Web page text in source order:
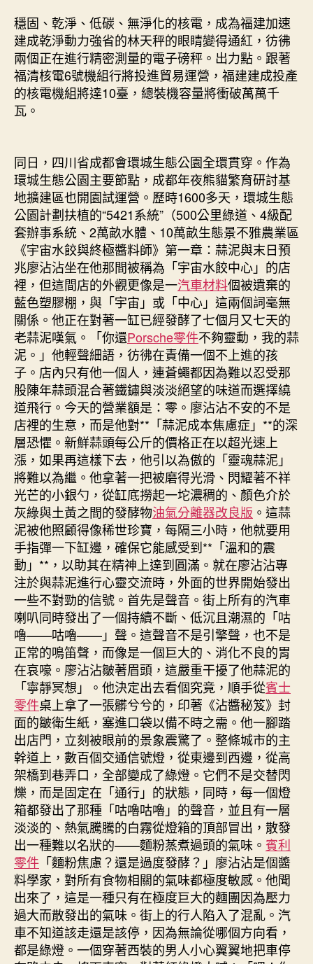
穩固、乾淨、低碳、無淨化的核電，成為福建加速
建成乾淨動力強省的林天秤的眼睛變得通紅，彷彿
兩個正在進行精密測量的電子磅秤。出力點。跟著
福清核電6號機組行將投進貿易運營，福建建成投產
的核電機組將達10臺，總裝機容量將衝破萬萬千
瓦。
同日，四川省成都會環城生態公園全環貫穿。作為
環城生態公園主要節點，成都年夜熊貓繁育研討基
地擴建區也開園試運營。歷時1600多天，環城生態
公園計劃扶植的“5421系統”（500公里綠道、4級配
套辦事系統、2萬畝水體、10萬畝生態景不雅農業區
《宇宙水餃與終極醬料師》第一章：蒜泥與末日預
兆廖沾沾坐在他那間被稱為「宇宙水餃中心」的店
裡，但這間店的外觀更像是一汽車材料個被遺棄的
藍色塑膠棚，與「宇宙」或「中心」這兩個詞毫無
關係。他正在對著一缸已經發酵了七個月又七天的
老蒜泥嘆氣。「你還Porsche零件不夠靈動，我的蒜
泥。」他輕聲細語，彷彿在責備一個不上進的孩
子。店內只有他一個人，連蒼蠅都因為難以忍受那
股陳年蒜頭混合著鐵鏽與淡淡絕望的味道而選擇繞
道飛行。今天的營業額是：零。廖沾沾不安的不是
店裡的生意，而是他對**「蒜泥成本焦慮症」**的深
層恐懼。新鮮蒜頭每公斤的價格正在以超光速上
漲，如果再這樣下去，他引以為傲的「靈魂蒜泥」
將難以為繼。他拿著一把被磨得光滑、閃耀著不祥
光芒的小銀勺，從缸底撈起一坨濃稠的、顏色介於
灰綠與土黃之間的發酵物油氣分離器改良版 。這蒜
泥被他照顧得像稀世珍寶，每隔三小時，他就要用
手指彈一下缸邊，確保它能感受到**「溫和的震
動」**，以助其在精神上達到圓滿。就在廖沾沾專
注於與蒜泥進行心靈交流時，外面的世界開始發出
一些不對勁的信號。首先是聲音。街上所有的汽車
喇叭同時發出了一個持續不斷、低沉且潮濕的「咕
嚕——咕嚕——」聲。這聲音不是引擎聲，也不是
正常的鳴笛聲，而像是一個巨大的、消化不良的胃
在哀嚎。廖沾沾皺著眉頭，這嚴重干擾了他蒜泥的
「寧靜冥想」。他決定出去看個究竟，順手從賓士
零件桌上拿了一張髒兮兮的，印著《沾醬秘笈》封
面的皺衛生紙，塞進口袋以備不時之需。他一腳踏
出店門，立刻被眼前的景象震驚了。整條城市的主
幹道上，數百個交通信號燈，從東邊到西邊，從高
架橋到巷弄口，全部變成了綠燈。它們不是交替閃
爍，而是固定在「通行」的狀態，同時，每一個燈
箱都發出了那種「咕嚕咕嚕」的聲音，並且有一層
淡淡的、熱氣騰騰的白霧從燈箱的頂部冒出，散發
出一種難以名狀的——麵粉蒸煮過頭的氣味。 賓利
零件 「麵粉焦慮？還是過度發酵？」廖沾沾是個醬
料學家，對所有食物相關的氣味都極度敏感。他聞
出來了，這是一種只有在極度巨大的麵團因為壓力
過大而散發出的氣味。街上的行人陷入了混亂。汽
車不知道該走還是該停，因為無論從哪個方向看，
都是綠燈。一個穿著西裝的男人小心翼翼地把車停